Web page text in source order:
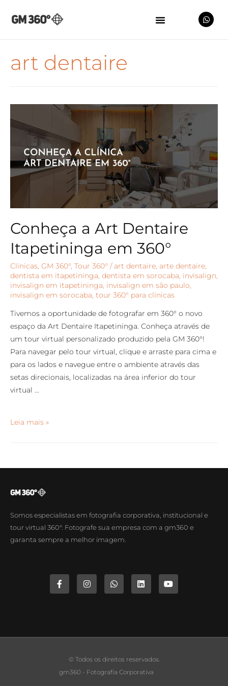
art dentaire
Conheça a Art Dentaire
Itapetininga em 360°
Clínicas, GM 360°, Tour 360° / art dentaire, arte dentaire,
dentista em itapetininga, dentista em sorocaba, invisalign,
invisalign em itapetininga, invisalign em são paulo,
invisalign em sorocaba, tour 360° para clínicas
Tivemos a oportunidade de fotografar em 360° o novo
espaço da Art Dentaire Itapetininga. Conheça através de
um tour virtual personalizado produzido pela GM 360°!
Para navegar pelo tour virtual, clique e arraste para cima e
para os lados e navegue entre o ambiente através das
setas direcionais, localizadas na área inferior do tour
virtual …
Leia mais »
Somos especialistas em fotografia corporativa, institucional e
tour virtual 360°. Fotografe sua empresa com a gm360 e
garanta sempre a melhor imagem.
© Todos os direitos reservados.
gm360 - Fotografia Corporativa